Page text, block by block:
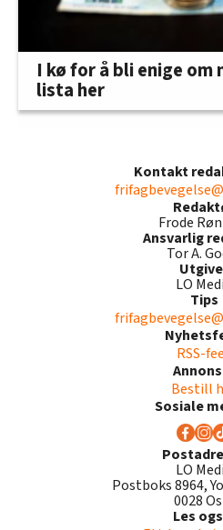
I kø for å bli enige om
lista her
Kontakt
Frode
Ansvarlig
Tor A.
LO
Tips
RSS-
Bestill
Sosiale
LO
Postboks 8964,
0028
Les